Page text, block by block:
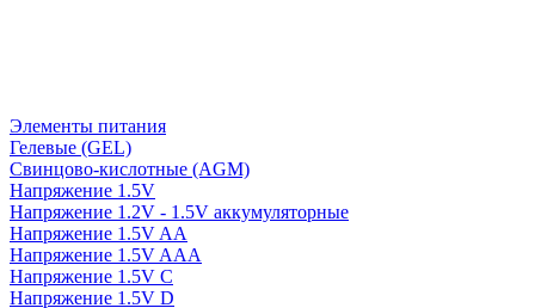
Элементы питания
Гелевые (GEL)
Свинцово-кислотные (AGM)
Напряжение 1.5V
Напряжение 1.2V - 1.5V аккумуляторные
Напряжение 1.5V AA
Напряжение 1.5V AAA
Напряжение 1.5V C
Напряжение 1.5V D